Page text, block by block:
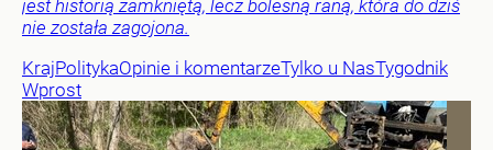
jest historią zamkniętą, lecz bolesną raną, która do dziś
nie została zagojona.
KrajPolitykaOpinie i komentarzeTylko u NasTygodnik
Wprost